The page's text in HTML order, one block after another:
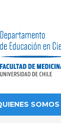
SOMOS